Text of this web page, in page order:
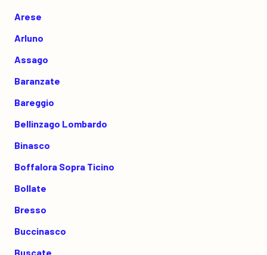
Arese
Arluno
Assago
Baranzate
Bareggio
Bellinzago Lombardo
Binasco
Boffalora Sopra Ticino
Bollate
Bresso
Buccinasco
Buscate